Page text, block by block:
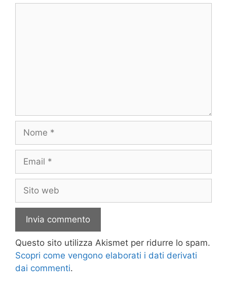
Nome
Email
Sito
web
Questo sito utilizza Akismet per ridurre lo spam.
Scopri come vengono elaborati i dati derivati
dai commenti.